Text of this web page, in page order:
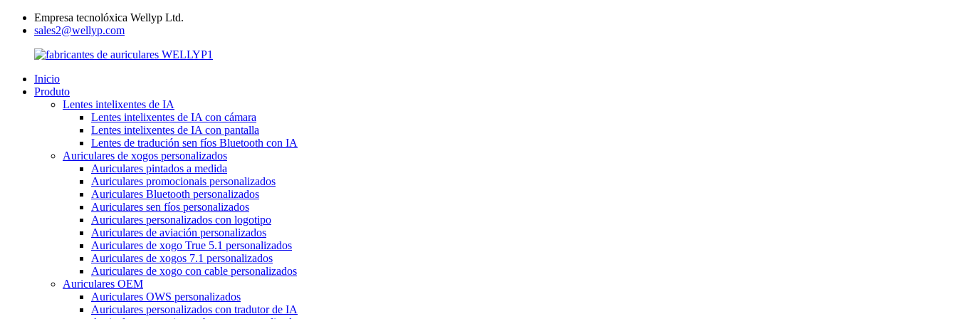
Empresa tecnolóxica Wellyp Ltd.
sales2@wellyp.com
Inicio
Produto
Lentes intelixentes de IA
Lentes intelixentes de IA con cámara
Lentes intelixentes de IA con pantalla
Lentes de tradución sen fíos Bluetooth con IA
Auriculares de xogos personalizados
Auriculares pintados a medida
Auriculares promocionais personalizados
Auriculares Bluetooth personalizados
Auriculares sen fíos personalizados
Auriculares personalizados con logotipo
Auriculares de aviación personalizados
Auriculares de xogo True 5.1 personalizados
Auriculares de xogos 7.1 personalizados
Auriculares de xogo con cable personalizados
Auriculares OEM
Auriculares OWS personalizados
Auriculares personalizados con tradutor de IA